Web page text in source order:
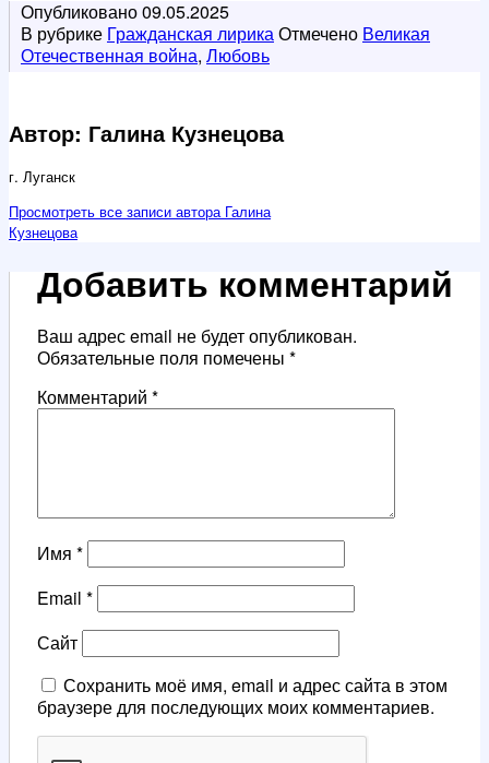
Опубликовано09.05.2025
В рубрике Гражданская лирикаОтмечено Великая
Отечественная война, Любовь
Автор: Галина Кузнецова
г. Луганск
Просмотреть все записи автора Галина
Кузнецова
Добавить комментарий
Ваш адрес email не будет опубликован.
Обязательные поля помечены *
Комментарий *
Имя *
Email *
Сайт
Сохранить моё имя, email и адрес сайта в этом
браузере для последующих моих комментариев.